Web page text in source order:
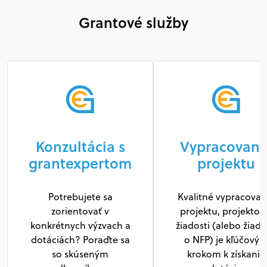
Grantové služby
Konzultácia s
grantexpertom
Potrebujete sa
zorientovať v
konkrétnych výzvach a
dotáciách? Poraďte sa
so skúseným
projektu
Kvalitné
projektu,
žiadosti (alebo
o NFP) je
krokom k získaniu